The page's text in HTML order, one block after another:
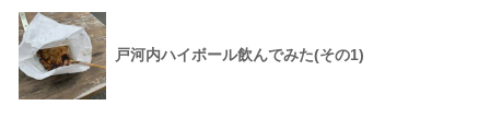
戸河内ハイボール飲んでみた(その1)